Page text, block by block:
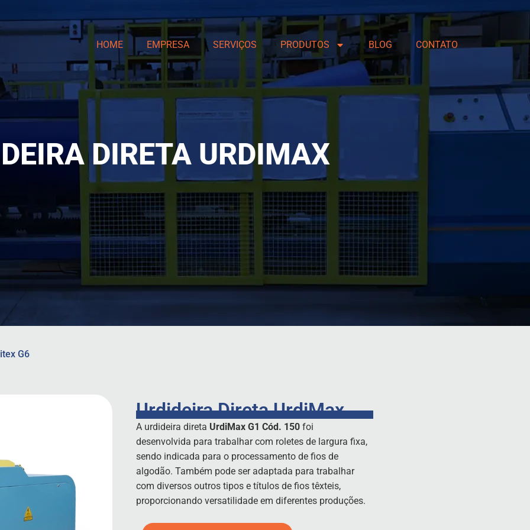
HOME EMPRESA SERVIÇOS PRODUTOS BLOG CONTATO
DIRETA URDIMAX
G6
Urdideira Direta UrdiMax
A urdideira direta UrdiMax G1 Cód. 150foi
desenvolvida para trabalhar com roletes de largura fixa,
sendo indicada para o processamento de fios de
algodão. Também pode ser adaptada para trabalhar
com diversos outros tipos e títulos de fios têxteis,
proporcionando versatilidade em diferentes produções.